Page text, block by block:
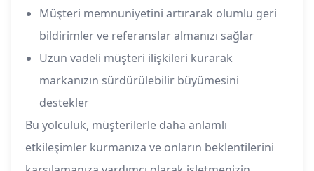
Müşteri memnuniyetini artırarak olumlu geri
bildirimler ve referanslar almanızı sağlar
Uzun vadeli müşteri ilişkileri kurarak
markanızın sürdürülebilir büyümesini
destekler
Bu yolculuk, müşterilerle daha anlamlı
etkileşimler kurmanıza ve onların beklentilerini